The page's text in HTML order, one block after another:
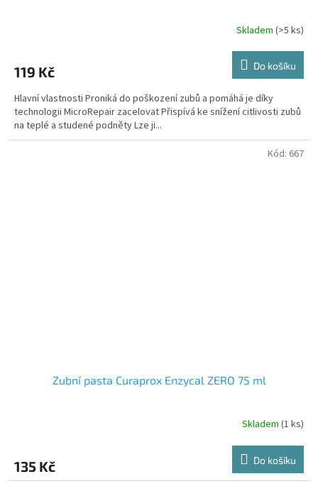
Skladem (>5 ks)
119 Kč Do košíku
Hlavní vlastnosti Proniká do poškození zubů a pomáhá je díky
technologii MicroRepair zacelovat Přispívá ke snížení citlivosti zubů
na teplé a studené podněty Lze ji...
Zubní pasta Curaprox Enzycal ZERO 75 ml
Skladem (1 ks)
135 Kč Do košíku
Kód: 667